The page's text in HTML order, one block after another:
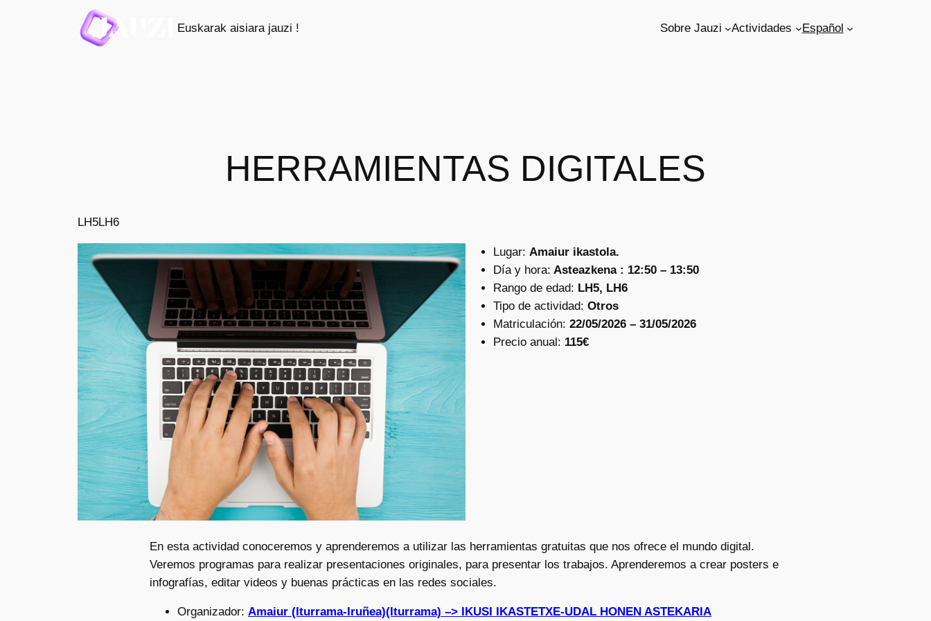
Euskarak aisiara jauzi ! Sobre Jauzi Actividades Español
HERRAMIENTAS DIGITALES
LH5LH6
Lugar: Amaiur ikastola.
Día y hora: Asteazkena : 12:50 – 13:50
Rango de edad: LH5, LH6
Tipo de actividad: Otros
Matriculación: 22/05/2026 – 31/05/2026
Precio anual: 115€
En esta actividad conoceremos y aprenderemos a utilizar las herramientas gratuitas que nos ofrece el mundo digital.
Veremos programas para realizar presentaciones originales, para presentar los trabajos. Aprenderemos a crear posters e
infografías, editar videos y buenas prácticas en las redes sociales.
Organizador: Amaiur (Iturrama-Iruñea)(Iturrama) –> IKUSI IKASTETXE-UDAL HONEN ASTEKARIA